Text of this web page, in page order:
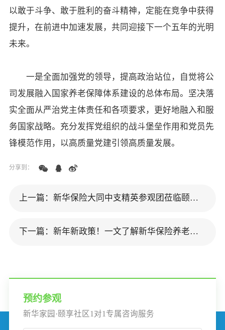
以敢于斗争、敢于胜利的奋斗精神，定能在竞争中获得
提升，在前进中加速发展，共同迎接下一个五年的光明
未来。
一是全面加强党的领导，提高政治站位，自觉将公
司发展融入国家养老保障体系建设的总体布局。坚决落
实全面从严治党主体责任和各项要求，更好地融入和服
务国家战略。充分发挥党组织的战斗堡垒作用和党员先
锋模范作用，以高质量党建引领高质量发展。
分享到：
上一篇：新华保险大同中支精英参观团莅临颐享社区
下一篇：新年新政策！一文了解新华保险养老社区入住资格
预约参观
新华家园·颐享社区1对1专属咨询服务